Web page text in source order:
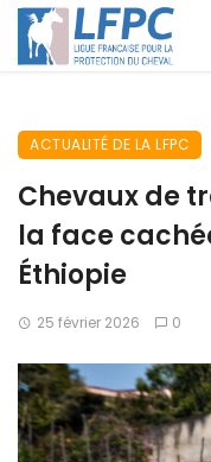
ACTUALITÉ DE LA LFPC
Chevaux de
la face
Éthiopie
25 février 2026 0